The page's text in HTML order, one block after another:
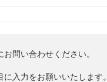
問い合わせください。
入力をお願いいたします。